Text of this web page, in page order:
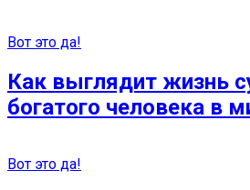
Вот это да!
Как выглядит жизнь
богатого человека в
Вот это да!